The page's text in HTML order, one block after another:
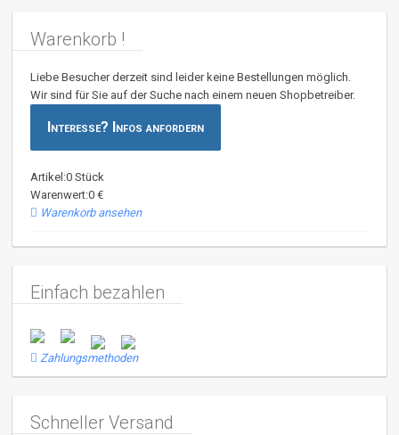
Warenkorb !
Liebe Besucher derzeit sind leider keine Bestellungen möglich.
Wir sind für Sie auf der Suche nach einem neuen Shopbetreiber.
Interesse? Infos anfordern
Artikel:0 Stück
Warenwert:0 €
Warenkorb ansehen
Einfach bezahlen
Zahlungsmethoden
Schneller Versand